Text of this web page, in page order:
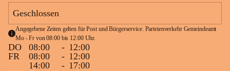
Geschlossen
Angegebene Zeiten gelten für Post und Bürgerservice. Parteienverkehr Gemeindeamt
Mo - Fr von 08:00 bis 12:00 Uhr.
DO 08:00 - 12:00
FR
08:00 - 12:00
14:00
- 17:00